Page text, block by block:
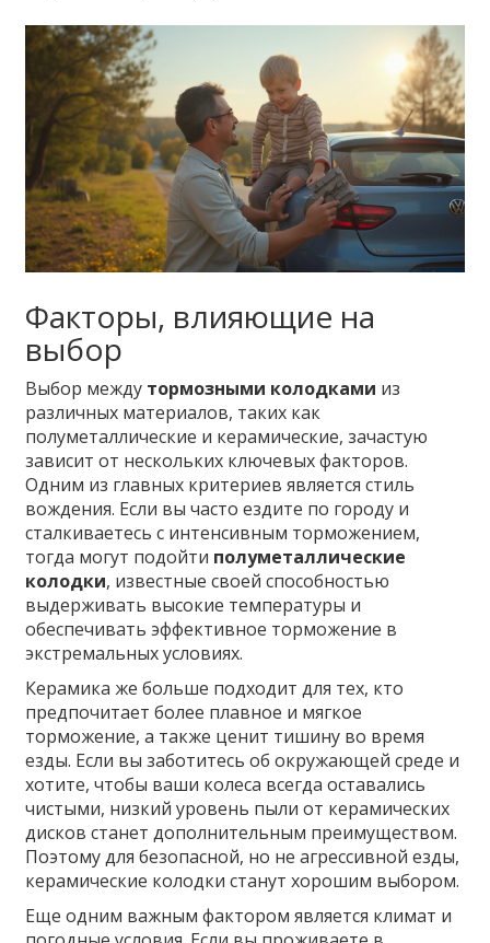
Факторы, влияющие на
выбор
Выбор между тормозными колодками из
различных материалов, таких как
полуметаллические и керамические, зачастую
зависит от нескольких ключевых факторов.
Одним из главных критериев является стиль
вождения. Если вы часто ездите по городу и
сталкиваетесь с интенсивным торможением,
тогда могут подойти полуметаллические
колодки, известные своей способностью
выдерживать высокие температуры и
обеспечивать эффективное торможение в
экстремальных условиях.
Керамика же больше подходит для тех, кто
предпочитает более плавное и мягкое
торможение, а также ценит тишину во время
езды. Если вы заботитесь об окружающей среде и
хотите, чтобы ваши колеса всегда оставались
чистыми, низкий уровень пыли от керамических
дисков станет дополнительным преимуществом.
Поэтому для безопасной, но не агрессивной езды,
керамические колодки станут хорошим выбором.
Еще одним важным фактором является климат и